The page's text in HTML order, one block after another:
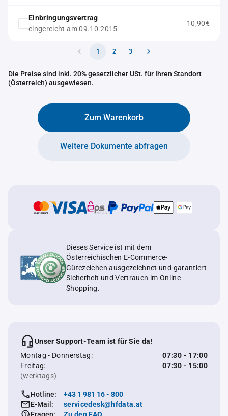
Einbringungsvertrag
eingereicht am 09.10.2015
10,90€
1 2 3
Die Preise sind inkl. 20% gesetzlicher USt. für Ihren Standort
(Österreich) ausgewiesen.
Zum Warenkorb
Weitere Dokumente abfragen
Dieses Service ist mit dem
Österreichischen E-Commerce-
Gütezeichen ausgezeichnet und garantiert
Sicherheit und Vertrauen im Online-
Shopping.
Unser Support-Team ist für Sie da!
Montag - Donnerstag:
07:30 - 17:00
Freitag:
07:30 - 15:00
(werktags)
Hotline:
+43 1 981 16 - 800
E-Mail:
servicedesk@hfdata.at
Fragen:
Zu den FAQ